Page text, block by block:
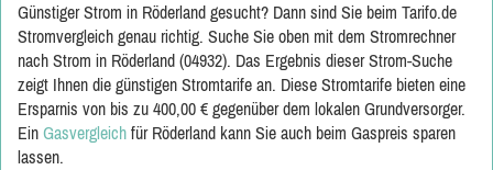
Günstiger Strom in Röderland gesucht? Dann sind Sie beim Tarifo.de
Stromvergleich genau richtig. Suche Sie oben mit dem Stromrechner
nach Strom in Röderland (04932). Das Ergebnis dieser Strom-Suche
zeigt Ihnen die günstigen Stromtarife an. Diese Stromtarife bieten eine
Ersparnis von bis zu 400,00 € gegenüber dem lokalen Grundversorger.
Ein Gasvergleich für Röderland kann Sie auch beim Gaspreis sparen
lassen.